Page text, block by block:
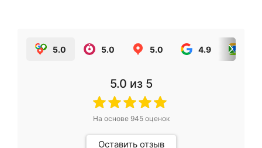
5.0 5.0 5.0 4.9
5.0 из 5
На основе 945оценок
Оставить отзыв